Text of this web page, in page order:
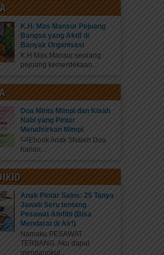
K.H. Mas Mansur Pejuang
Bangsa yang Aktif di
Banyak Organisasi
K.H Mas Mansur seorang
pejuang kemerdekaan...
Doa Minta Mimpi dan Kisah
Nabi yang Pintar
Menafsirkan Mimpi
Ebook Anak Shaleh Doa
harian...
Anak Pintar Sains: 25 Tanya
Jawab Seru tentang
Pesawat Amfibi (Bisa
Mendarat di Air!)
Namaku PESAWAT
TERBANG. Aku dapat
mengangkut...